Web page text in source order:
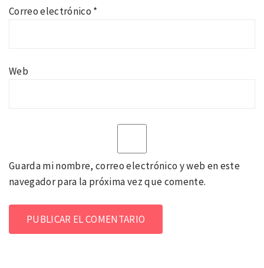
Correo electrónico *
Web
Guarda mi nombre, correo electrónico y web en este
navegador para la próxima vez que comente.